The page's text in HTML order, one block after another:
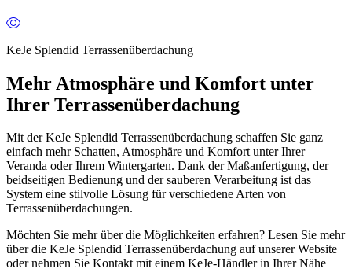
KeJe Splendid Terrassenüberdachung
Mehr Atmosphäre und Komfort unter
Ihrer Terrassenüberdachung
Mit der KeJe Splendid Terrassenüberdachung schaffen Sie ganz
einfach mehr Schatten, Atmosphäre und Komfort unter Ihrer
Veranda oder Ihrem Wintergarten. Dank der Maßanfertigung, der
beidseitigen Bedienung und der sauberen Verarbeitung ist das
System eine stilvolle Lösung für verschiedene Arten von
Terrassenüberdachungen.
Möchten Sie mehr über die Möglichkeiten erfahren? Lesen Sie mehr
über die KeJe Splendid Terrassenüberdachung auf unserer Website
oder nehmen Sie Kontakt mit einem KeJe-Händler in Ihrer Nähe